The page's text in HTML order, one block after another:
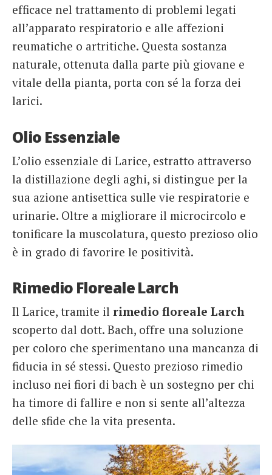
efficace nel trattamento di problemi legati
all’apparato respiratorio e alle affezioni
reumatiche o artritiche. Questa sostanza
naturale, ottenuta dalla parte più giovane e
vitale della pianta, porta con sé la forza dei
larici.
Olio Essenziale
L’olio essenziale di Larice, estratto attraverso
la distillazione degli aghi, si distingue per la
sua azione antisettica sulle vie respiratorie e
urinarie. Oltre a migliorare il microcircolo e
tonificare la muscolatura, questo prezioso olio
è in grado di favorire le positività.
Rimedio Floreale Larch
Il Larice, tramite il rimedio floreale Larch
scoperto dal dott. Bach, offre una soluzione
per coloro che sperimentano una mancanza di
fiducia in sé stessi. Questo prezioso rimedio
incluso nei fiori di bach è un sostegno per chi
ha timore di fallire e non si sente all’altezza
delle sfide che la vita presenta.